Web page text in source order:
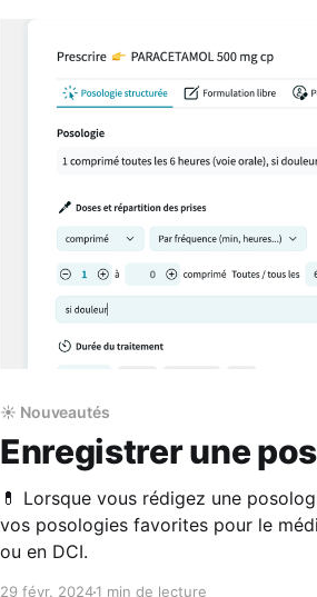
☀️ Nouveautés
Enregistrer une
💊 Lorsque vous rédigez une
vos posologies favorites pour le
ou en DCI.
29 févr. 20241 min de lecture